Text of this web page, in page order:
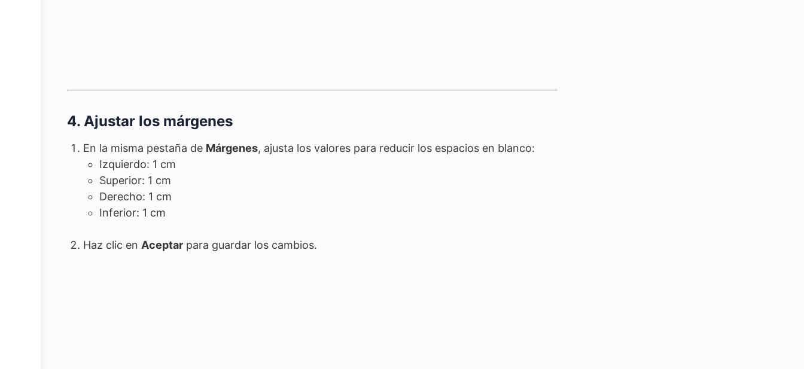
4. Ajustar los márgenes
En la misma pestaña de Márgenes, ajusta los valores para reducir los espacios en blanco:
Izquierdo: 1 cm
Superior: 1 cm
Derecho: 1 cm
Inferior: 1 cm
Haz clic en Aceptar para guardar los cambios.